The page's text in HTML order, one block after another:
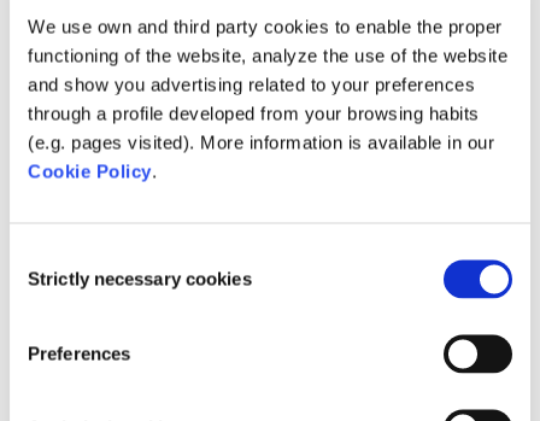
We use own and third party cookies to enable the proper
functioning of the website, analyze the use of the website
and show you advertising related to your preferences
through a profile developed from your browsing habits
(e.g. pages visited). More information is available in our
Cookie Policy.
Selection
Strictly necessary cookies
Preferences
Besuchen Sie AquaForte auf der Holland Koi
Show Arcen
SIBO Fluidra in neuem Gewand!
Fluidra und Zodiac schließen die Fusion ab
Messe
Produkt